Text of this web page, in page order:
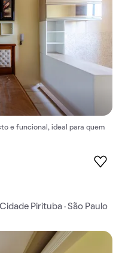
e funcional, ideal para quem
Pirituba · São Paulo